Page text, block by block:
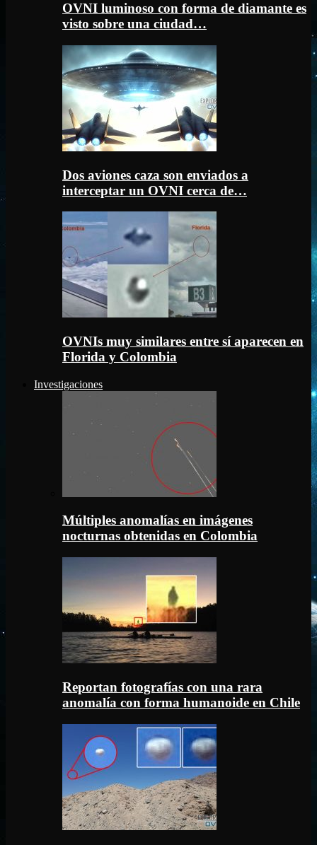
OVNI luminoso con forma de diamante es
visto sobre una ciudad…
Dos aviones caza son enviados a
interceptar un OVNI cerca de…
OVNIs muy similares entre sí aparecen en
Florida y Colombia
Investigaciones
Múltiples anomalías en imágenes
nocturnas obtenidas en Colombia
Reportan fotografías con una rara
anomalía con forma humanoide en Chile